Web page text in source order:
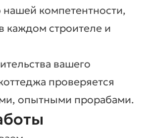
нашей компетентности,
каждом строителе и
вашего
проверяется
опытными прорабами.